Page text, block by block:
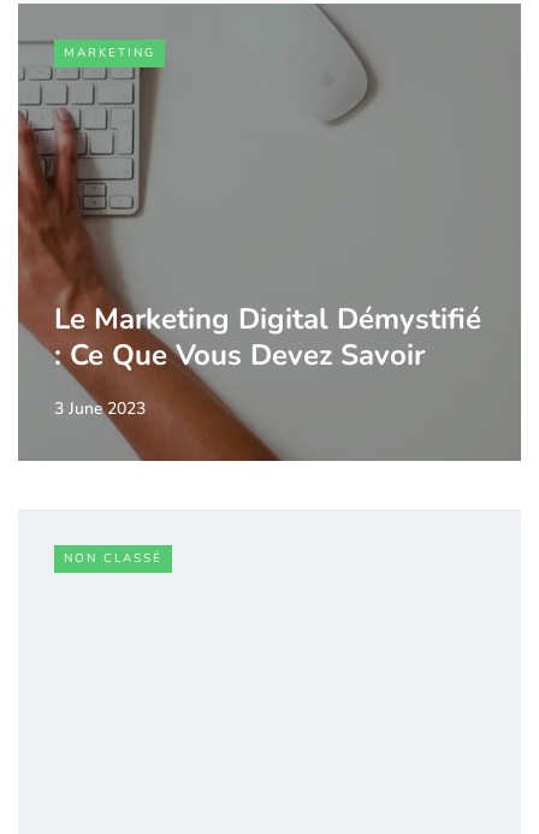
MARKETING
Le Marketing Digital Démystifié
: Ce Que Vous Devez Savoir
3 June 2023
NON CLASSÉ